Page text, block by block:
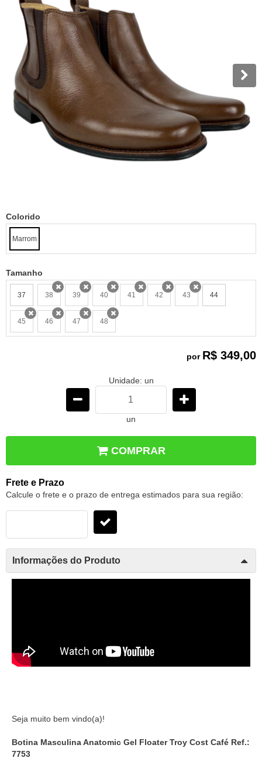
Colorido
Marrom
Tamanho
37 38x 39x 40x 41x 42x 43x 44
45x 46x 47 48x
por R$ 349,00
Unidade: un
un
COMPRAR
Frete e Prazo
Calcule o frete e o prazo de entrega estimados para sua região:
Informações do Produto
Seja muito bem vindo(a)!
Botina Masculina Anatomic Gel Floater Troy Cost Café Ref.:
7753